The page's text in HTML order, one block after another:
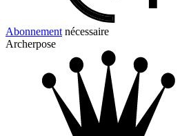
Abonnement nécessaire
Archerpose